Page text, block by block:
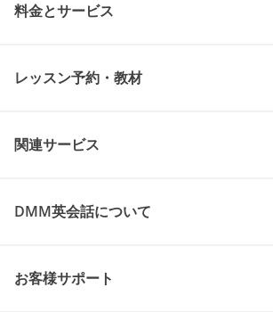
料金とサービス
レッスン予約・教材
関連サービス
DMM英会話について
お客様サポート